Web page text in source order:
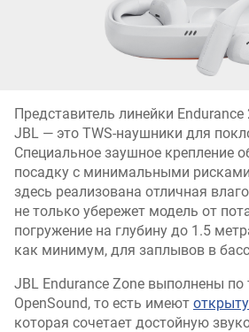
Представитель линейки
JBL — это TWS-наушники для
Специальное заушное крепление
посадку с минимальными
здесь реализована отличная
не только убережет модель от
погружение на глубину до 1.5
как минимум, для заплывов в
JBL Endurance Zone выполнены по
OpenSound, то есть имеют
которая сочетает достойную